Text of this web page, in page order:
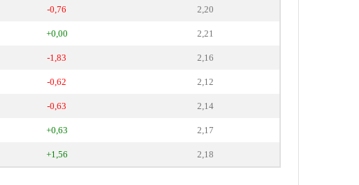
-0,76 2,20
+0,00 2,21
-1,83 2,16
-0,62 2,12
-0,63 2,14
+0,63 2,17
+1,56 2,18